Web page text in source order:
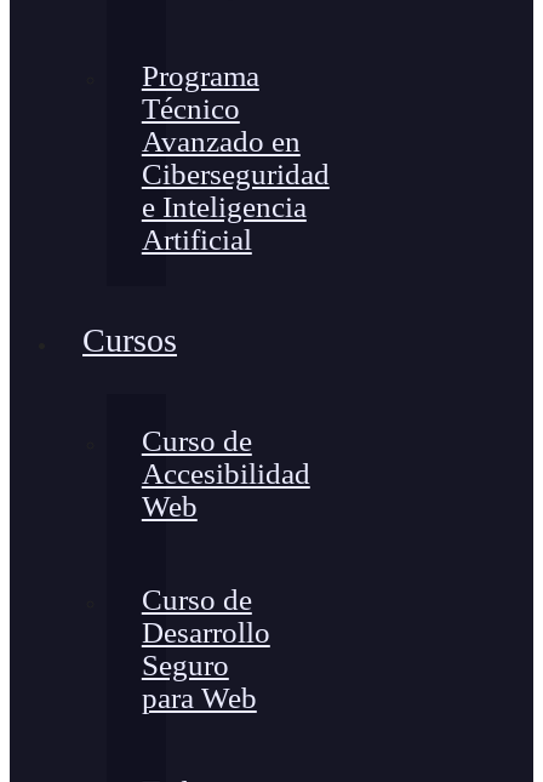
Programa
Técnico
Avanzado en
Ciberseguridad
e Inteligencia
Artificial
Cursos
Curso de
Accesibilidad
Web
Curso de
Desarrollo
Seguro
para Web